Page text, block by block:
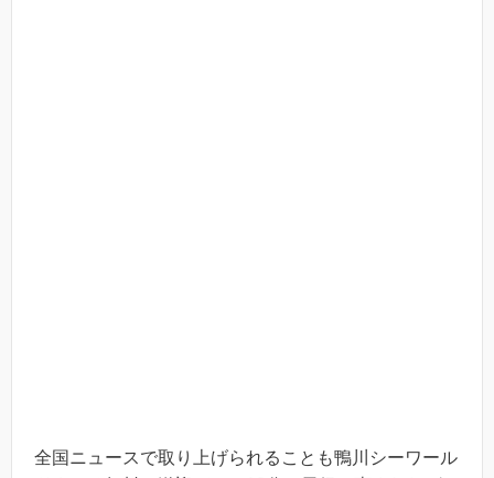
全国ニュースで取り上げられることも鴨川シーワール